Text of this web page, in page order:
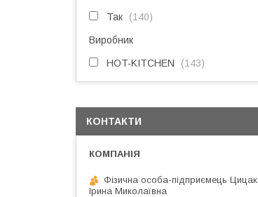
Так 140
Виробник
HOT-KITCHEN 143
КОНТАКТИ
Фізична особа-підприємець Цицак
Ірина Миколаївна